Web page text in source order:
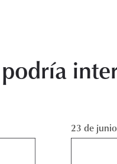
23 de